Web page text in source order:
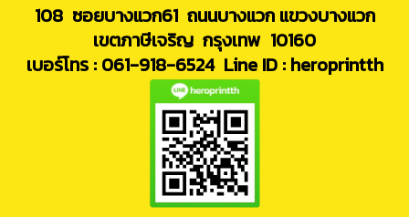
108 ซอยบางแวก61 ถนนบางแวก แขวงบางแวก
เขตภาษีเจริญ กรุงเทพ 10160
เบอร์โทร : 061-918-6524 Line ID : heroprintth